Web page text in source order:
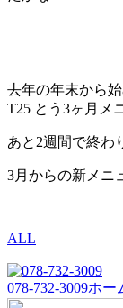
去年の年末から
T25 とう3ヶ月メ
あと2週間で終わ
3月からの新メニ
ALL
078-732-3009ホー